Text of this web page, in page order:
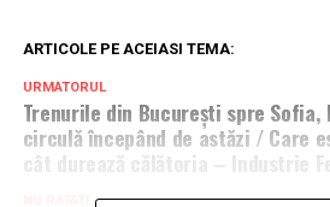
ARTICOLE PE ACEIASI TEMA:
URMATORUL
Trenurile din București spre Sofia,
circulă începând de astăzi / Care
cât durează călătoria – Industrie